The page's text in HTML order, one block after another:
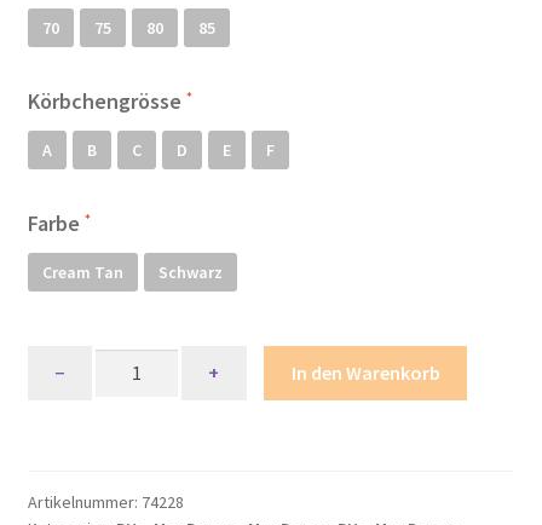
Kasse
Mein Konto
Mein Konto
Metodi di pagamento
Minha conta
My account
70 75 80 85
Körbchengrösse
A B C D E F
Farbe
Cream Tan Schwarz
−
Mey
Menge
+ In den Warenkorb
Artikelnummer: 74228